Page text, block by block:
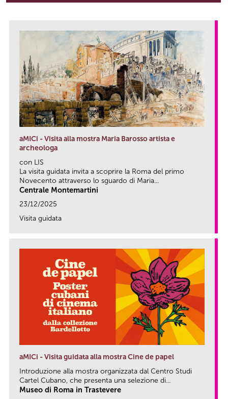
aMICi - Visita alla mostra Maria Barosso artista e
archeologa
con LIS
La visita guidata invita a scoprire la Roma del primo
Novecento attraverso lo sguardo di Maria...
Centrale Montemartini
23/12/2025
Visita guidata
aMICi - Visita guidata alla mostra Cine de papel
Introduzione alla mostra organizzata dal Centro Studi
Cartel Cubano, che presenta una selezione di...
Museo di Roma in Trastevere